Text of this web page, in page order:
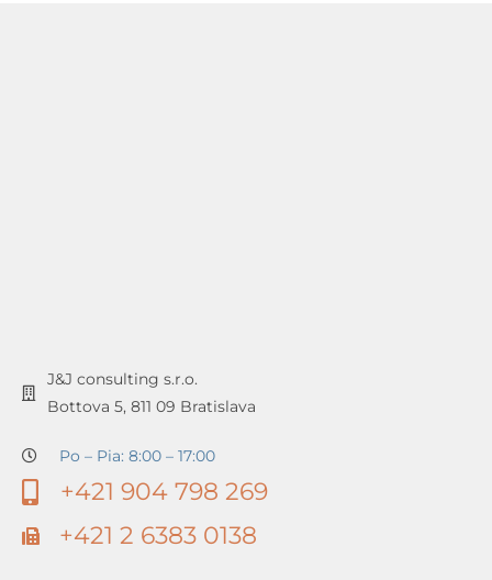
J&J consulting s.r.o.
Bottova 5, 811 09 Bratislava
Po – Pia: 8:00 – 17:00
+421 904 798 269
+421 2 6383 0138